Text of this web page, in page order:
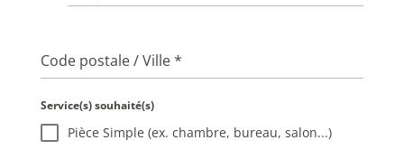
n
c
+
Code postale / Ville*
Service(s) souhaité(s)
Pièce Simple (ex. chambre, bureau, salon...)